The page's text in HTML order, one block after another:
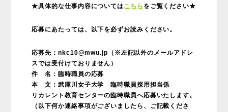
★具体的な仕事内容についてはこちら をご覧ください★
応募にあたっては、以下を必ずお読みください。
応募先：nkc10@mwu.jp（※左記以外のメールアドレ
スでは受付けておりません）
件 名：臨時職員の応募
本 文：武庫川女子大学 臨時職員採用担当係
リカレント教育センターの臨時職員へ応募いたします。
（以下何か連絡事項がございましたら、ご記載くださ